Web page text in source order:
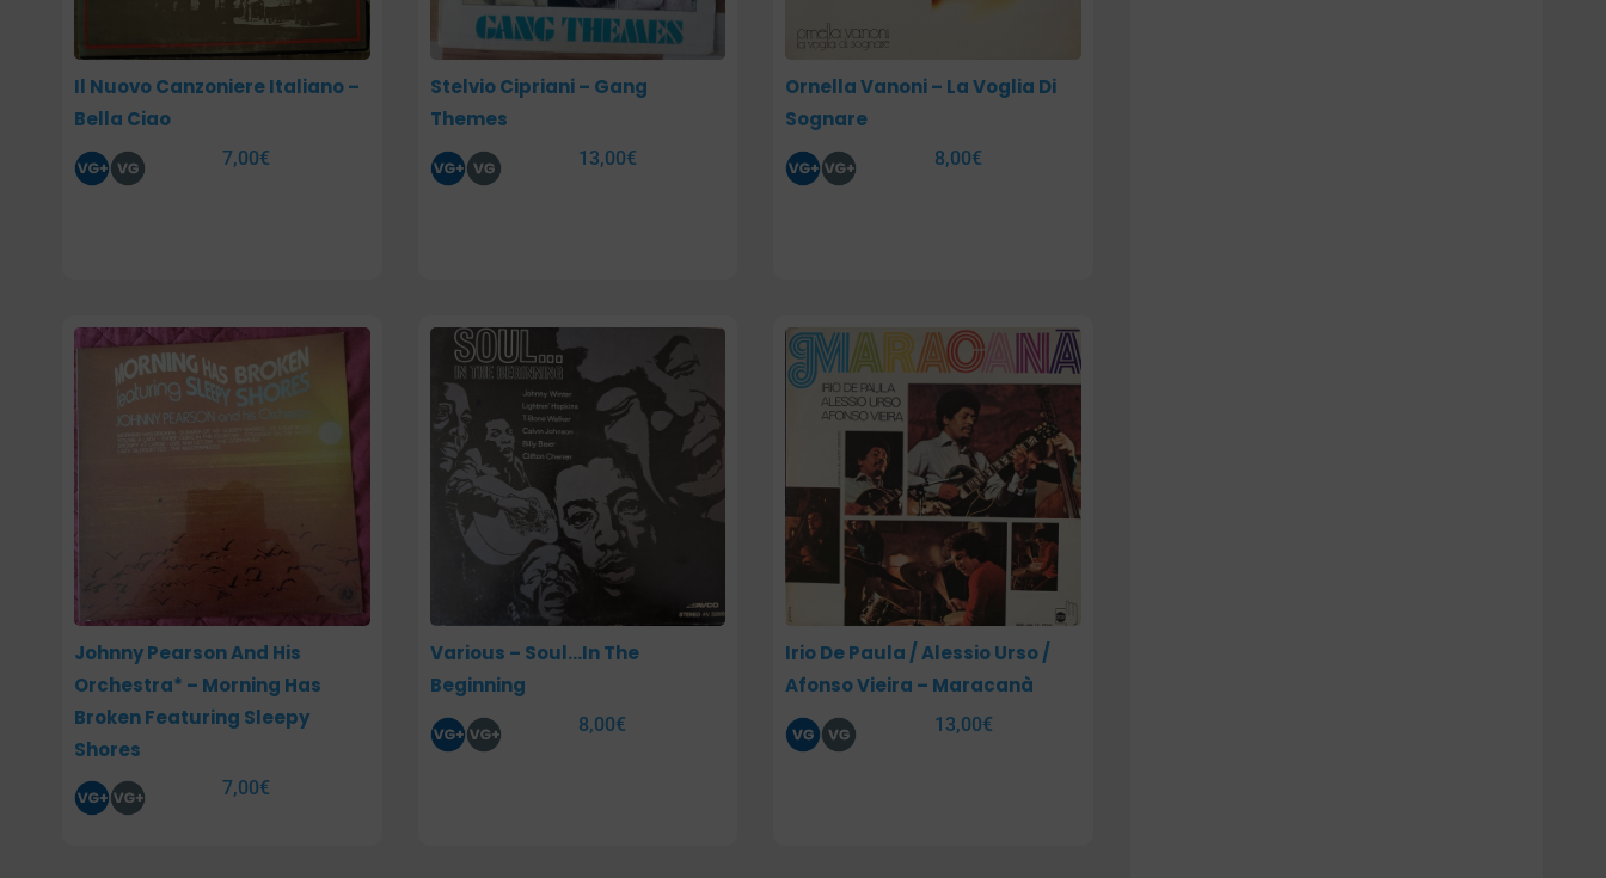
Il Nuovo Canzoniere Italiano –
Bella Ciao
7,00€
Stelvio Cipriani – Gang
Themes
13,00€
Ornella Vanoni – La Voglia Di
Sognare
8,00€
Johnny Pearson And His
Orchestra* – Morning Has
Broken Featuring Sleepy
Shores
7,00€
Various – Soul…In The
Beginning
8,00€
Irio De Paula / Alessio Urso /
Afonso Vieira – Maracanà
13,00€